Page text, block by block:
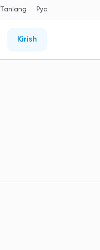
Tanlang Рус
Kirish